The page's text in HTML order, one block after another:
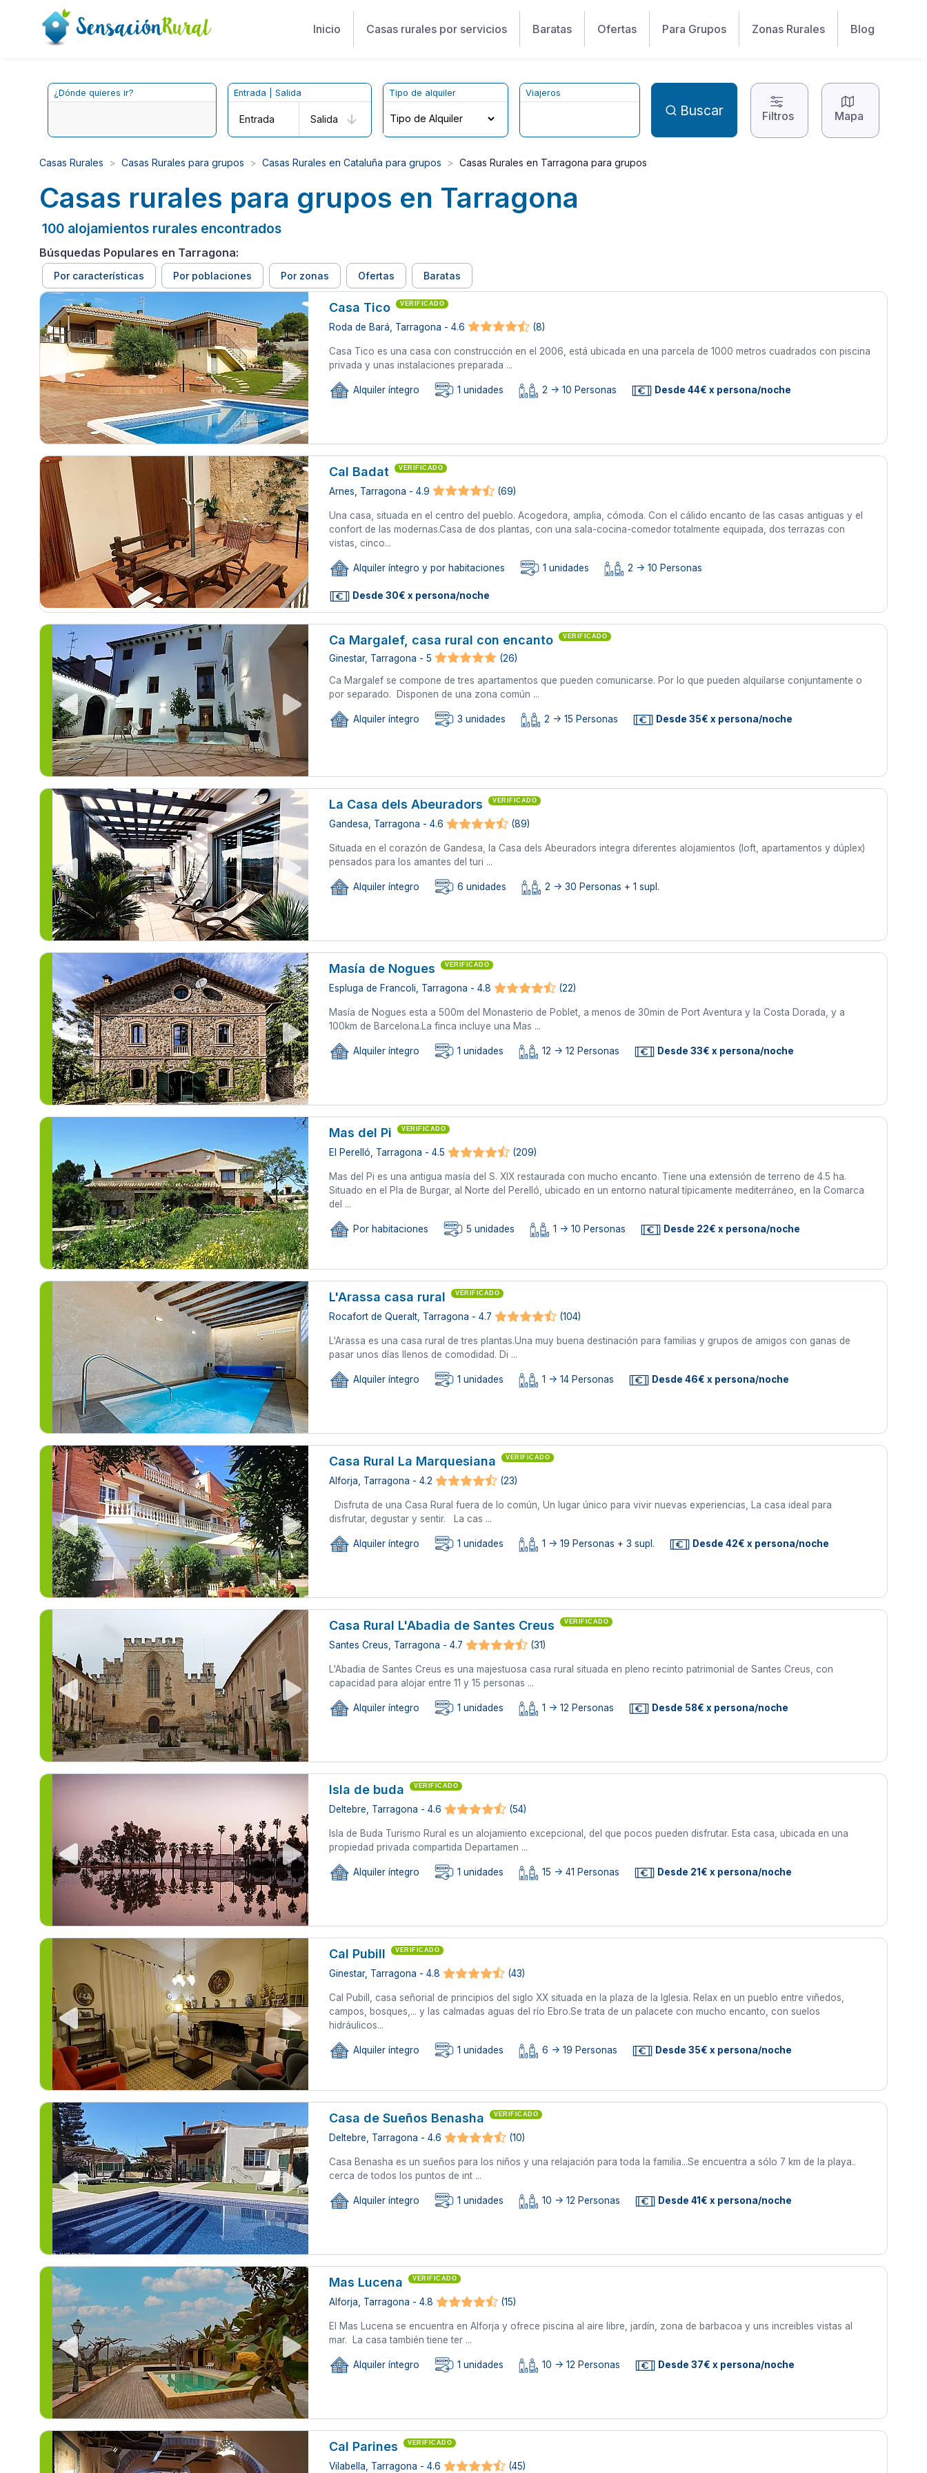
Inicio Casas rurales por servicios Baratas Ofertas Para Grupos Zonas Rurales Blog
¿Dónde quieres ir? Entrada | Salida
Entrada Salida
Tipo de alquiler Viajeros
Buscar Filtros Mapa
Casas Rurales Casas Rurales para grupos Casas Rurales en Cataluña para grupos Casas Rurales en Tarragona para grupos
Casas rurales para grupos en Tarragona
100 alojamientos rurales encontrados
Búsquedas Populares en Tarragona:
Por características Por poblaciones Por zonas Ofertas Baratas
Casa Tico VERIFICADO
Roda de Bará, Tarragona - 4.6 (8)
Casa Tico es una casa con construcción en el 2006, está ubicada en una parcela de 1000 metros cuadrados con piscina
privada y unas instalaciones preparada ...
Alquiler íntegro 1 unidades 2 -> 10 Personas Desde 44€ x persona/noche
Cal Badat VERIFICADO
Arnes, Tarragona - 4.9 (69)
Una casa, situada en el centro del pueblo. Acogedora, amplia, cómoda. Con el cálido encanto de las casas antiguas y el
confort de las modernas.Casa de dos plantas, con una sala-cocina-comedor totalmente equipada, dos terrazas con
vistas, cinco...
Alquiler íntegro y por habitaciones 1 unidades 2 -> 10 Personas
Desde 30€ x persona/noche
Ca Margalef, casa rural con encanto VERIFICADO
Ginestar, Tarragona - 5 (26)
Ca Margalef se compone de tres apartamentos que pueden comunicarse. Por lo que pueden alquilarse conjuntamente o
por separado. Disponen de una zona común ...
Alquiler íntegro 3 unidades 2 -> 15 Personas Desde 35€ x persona/noche
La Casa dels Abeuradors VERIFICADO
Gandesa, Tarragona - 4.6 (89)
Situada en el corazón de Gandesa, la Casa dels Abeuradors integra diferentes alojamientos (loft, apartamentos y dúplex)
pensados para los amantes del turi ...
Alquiler íntegro 6 unidades 2 -> 30 Personas + 1 supl.
Masía de Nogues VERIFICADO
Espluga de Francoli, Tarragona - 4.8 (22)
Masía de Nogues esta a 500m del Monasterio de Poblet, a menos de 30min de Port Aventura y la Costa Dorada, y a
100km de Barcelona.La finca incluye una Mas ...
Alquiler íntegro 1 unidades 12 -> 12 Personas Desde 33€ x persona/noche
Mas del Pi VERIFICADO
El Perelló, Tarragona - 4.5 (209)
Mas del Pi es una antigua masía del S. XIX restaurada con mucho encanto. Tiene una extensión de terreno de 4.5 ha.
Situado en el Pla de Burgar, al Norte del Perelló, ubicado en un entorno natural típicamente mediterráneo, en la Comarca
del ...
Por habitaciones 5 unidades 1 -> 10 Personas Desde 22€ x persona/noche
L'Arassa casa rural VERIFICADO
Rocafort de Queralt, Tarragona - 4.7 (104)
L'Arassa es una casa rural de tres plantas.Una muy buena destinación para familias y grupos de amigos con ganas de
pasar unos días llenos de comodidad. Di ...
Alquiler íntegro 1 unidades 1 -> 14 Personas Desde 46€ x persona/noche
Casa Rural La Marquesiana VERIFICADO
Alforja, Tarragona - 4.2 (23)
Disfruta de una Casa Rural fuera de lo común, Un lugar único para vivir nuevas experiencias, La casa ideal para
disfrutar, degustar y sentir. La cas ...
Alquiler íntegro 1 unidades 1 -> 19 Personas + 3 supl. Desde 42€ x persona/noche
Casa Rural L'Abadia de Santes Creus VERIFICADO
Santes Creus, Tarragona - 4.7 (31)
L'Abadia de Santes Creus es una majestuosa casa rural situada en pleno recinto patrimonial de Santes Creus, con
capacidad para alojar entre 11 y 15 personas ...
Alquiler íntegro 1 unidades 1 -> 12 Personas Desde 58€ x persona/noche
Isla de buda VERIFICADO
Deltebre, Tarragona - 4.6 (54)
Isla de Buda Turismo Rural es un alojamiento excepcional, del que pocos pueden disfrutar. Esta casa, ubicada en una
propiedad privada compartida Departamen ...
Alquiler íntegro 1 unidades 15 -> 41 Personas Desde 21€ x persona/noche
Cal Pubill VERIFICADO
Ginestar, Tarragona - 4.8 (43)
Cal Pubill, casa señorial de principios del siglo XX situada en la plaza de la Iglesia. Relax en un pueblo entre viñedos,
campos, bosques,... y las calmadas aguas del río Ebro.Se trata de un palacete con mucho encanto, con suelos
hidráulicos...
Alquiler íntegro 1 unidades 6 -> 19 Personas Desde 35€ x persona/noche
Casa de Sueños Benasha VERIFICADO
Deltebre, Tarragona - 4.6 (10)
Casa Benasha es un sueños para los niños y una relajación para toda la familia...Se encuentra a sólo 7 km de la playa..
cerca de todos los puntos de int ...
Alquiler íntegro 1 unidades 10 -> 12 Personas Desde 41€ x persona/noche
Mas Lucena VERIFICADO
Alforja, Tarragona - 4.8 (15)
El Mas Lucena se encuentra en Alforja y ofrece piscina al aire libre, jardín, zona de barbacoa y uns increibles vistas al
mar. La casa también tiene ter ...
Alquiler íntegro 1 unidades 10 -> 12 Personas Desde 37€ x persona/noche
Cal Parines VERIFICADO
Vilabella, Tarragona - 4.6 (45)